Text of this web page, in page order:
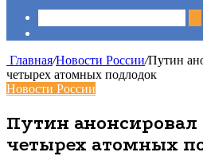
Главная/Новости России/Путин
четырех атомных подлодок
Новости России
Путин анонсировал
четырех атомных